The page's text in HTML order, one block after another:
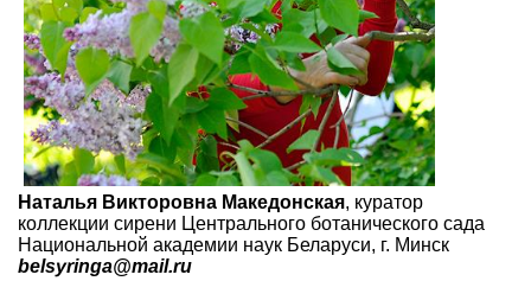
Наталья Викторовна Македонская, куратор
коллекции сирени Центрального ботанического сада
Национальной академии наук Беларуси, г. Минск
belsyringa@mail.ru